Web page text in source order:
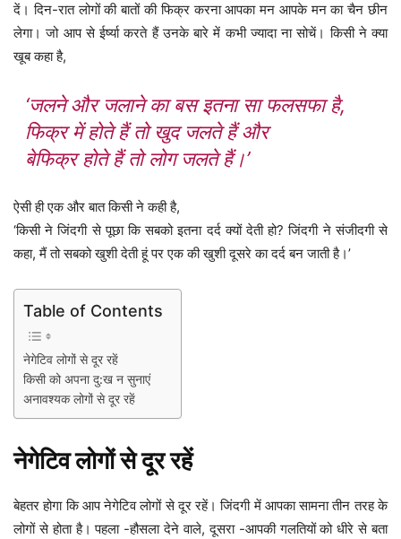
दें। दिन-रात लोगों की बातों की फिक्र करना आपका मन आपके मन का चैन छीन
लेगा। जो आप से ईर्ष्या करते हैं उनके बारे में कभी ज्यादा ना सोचें। किसी ने क्या
खूब कहा है,
‘जलने और जलाने का बस इतना सा फलसफा है,
फिक्र में होते हैं तो खुद जलते हैं और
बेफिक्र होते हैं तो लोग जलते हैं।’
ऐसी ही एक और बात किसी ने कही है,
‘किसी ने जिंदगी से पूछा कि सबको इतना दर्द क्यों देती हो? जिंदगी ने संजीदगी से
कहा, मैं तो सबको खुशी देती हूं पर एक की खुशी दूसरे का दर्द बन जाती है।’
Table of Contents
नेगेटिव लोगों से दूर रहें
किसी को अपना दु:ख न सुनाएं
अनावश्यक लोगों से दूर रहें
नेगेटिव लोगों से दूर रहें
बेहतर होगा कि आप नेगेटिव लोगों से दूर रहें। जिंदगी में आपका सामना तीन तरह के
लोगों से होता है। पहला -हौसला देने वाले, दूसरा -आपकी गलतियों को धीरे से बता